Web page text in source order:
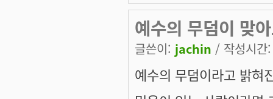
예수의 무덤이 맞
글쓴이: jachin / 작성시
예수의 무덤이라고 밝혀